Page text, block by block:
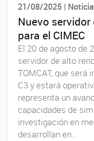
21/08/2025 |
Nuevo
para el CIMEC
El 20 de agosto de
servidor de alto
TOMCAT, que será
C3 y estará
representa un
capacidades de
investigación en
desarrollan en...